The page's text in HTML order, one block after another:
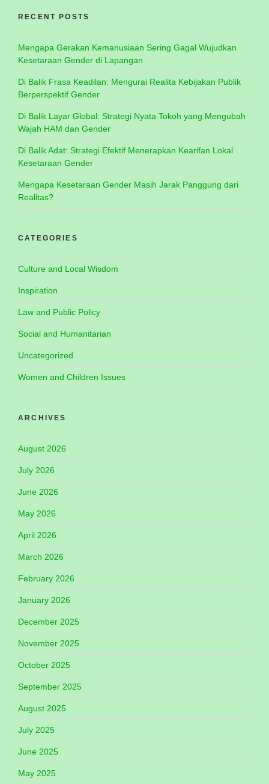
RECENT POSTS
Mengapa Gerakan Kemanusiaan Sering Gagal Wujudkan
Kesetaraan Gender di Lapangan
Di Balik Frasa Keadilan: Mengurai Realita Kebijakan Publik
Berperspektif Gender
Di Balik Layar Global: Strategi Nyata Tokoh yang Mengubah
Wajah HAM dan Gender
Di Balik Adat: Strategi Efektif Menerapkan Kearifan Lokal
Kesetaraan Gender
Mengapa Kesetaraan Gender Masih Jarak Panggung dari
Realitas?
CATEGORIES
Culture and Local Wisdom
Inspiration
Law and Public Policy
Social and Humanitarian
Uncategorized
Women and Children Issues
ARCHIVES
August 2026
July 2026
June 2026
May 2026
April 2026
March 2026
February 2026
January 2026
December 2025
November 2025
October 2025
September 2025
August 2025
July 2025
June 2025
May 2025